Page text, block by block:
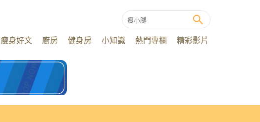
瘦身好文 廚房 健身房 小知識 熱門專欄 精彩影片